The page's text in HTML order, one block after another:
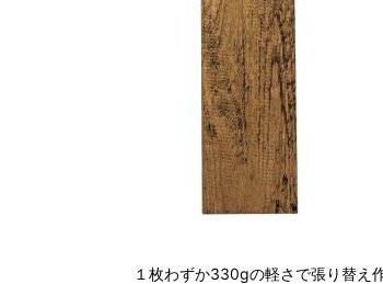
１枚わずか330gの軽さで張り替え